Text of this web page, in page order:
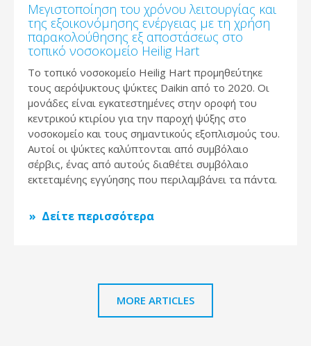
Μεγιστοποίηση του χρόνου λειτουργίας και
της εξοικονόμησης ενέργειας με τη χρήση
παρακολούθησης εξ αποστάσεως στο
τοπικό νοσοκομείο Heilig Hart
Το τοπικό νοσοκομείο Heilig Hart προμηθεύτηκε
τους αερόψυκτους ψύκτες Daikin από το 2020. Οι
μονάδες είναι εγκατεστημένες στην οροφή του
κεντρικού κτιρίου για την παροχή ψύξης στο
νοσοκομείο και τους σημαντικούς εξοπλισμούς του.
Αυτοί οι ψύκτες καλύπτονται από συμβόλαιο
σέρβις, ένας από αυτούς διαθέτει συμβόλαιο
εκτεταμένης εγγύησης που περιλαμβάνει τα πάντα.
Δείτε περισσότερα
MORE ARTICLES